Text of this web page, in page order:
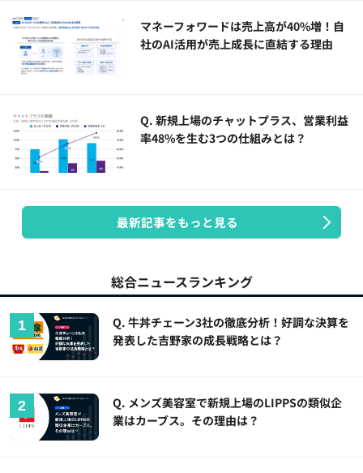
マネーフォワードは売上高が40%増！自
社のAI活用が売上成長に直結する理由
Q. 新規上場のチャットプラス、営業利益
率48%を生む3つの仕組みとは？
最新記事をもっと見る
総合ニュースランキング
Q. 牛丼チェーン3社の徹底分析！好調な決算を
発表した吉野家の成長戦略とは？
Q. メンズ美容室で新規上場のLIPPSの類似企
業はカーブス。その理由は？